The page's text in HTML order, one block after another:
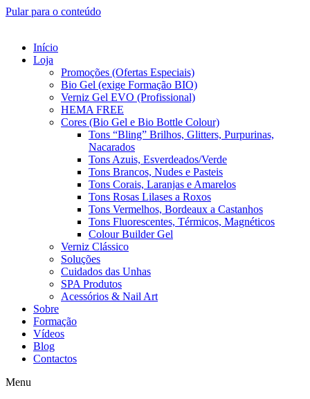
Pular para o conteúdo
Início
Loja
Promoções (Ofertas Especiais)
Bio Gel (exige Formação BIO)
Verniz Gel EVO (Profissional)
HEMA FREE
Cores (Bio Gel e Bio Bottle Colour)
Tons “Bling” Brilhos, Glitters, Purpurinas,
Nacarados
Tons Azuis, Esverdeados/Verde
Tons Brancos, Nudes e Pasteis
Tons Corais, Laranjas e Amarelos
Tons Rosas Lilases a Roxos
Tons Vermelhos, Bordeaux a Castanhos
Tons Fluorescentes, Térmicos, Magnéticos
Colour Builder Gel
Verniz Clássico
Soluções
Cuidados das Unhas
SPA Produtos
Acessórios & Nail Art
Sobre
Formação
Vídeos
Blog
Contactos
Menu